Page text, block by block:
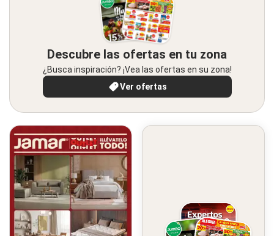
Descubre las ofertas en tu zona
¿Busca inspiración? ¡Vea las ofertas en su zona!
Ver ofertas